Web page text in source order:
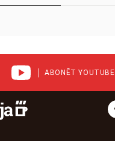
ABONĒT YOUTUBE